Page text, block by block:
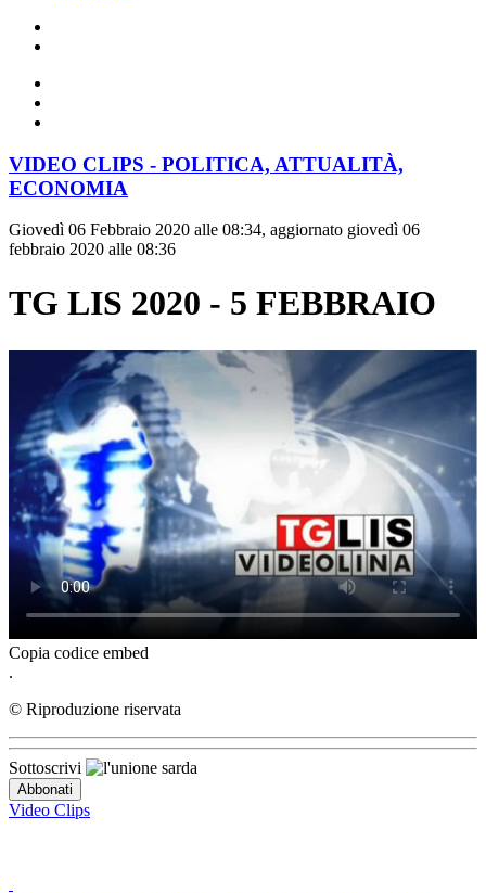
VIDEO CLIPS - POLITICA, ATTUALITÀ,
ECONOMIA
Giovedì 06 Febbraio 2020 alle 08:34, aggiornato giovedì 06
febbraio 2020 alle 08:36
TG LIS 2020 - 5 FEBBRAIO
Copia codice embed
.
© Riproduzione riservata
Sottoscrivi
Video Clips